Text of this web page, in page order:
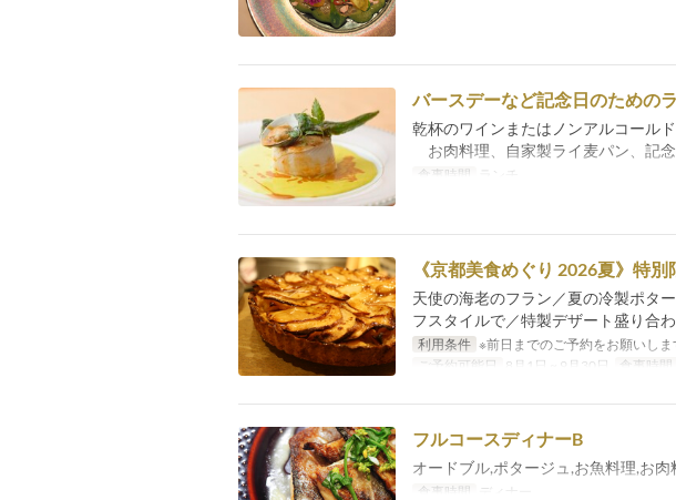
バースデーなど記念日のための
乾杯のワインまたはノンアルコール
お肉料理、自家製ライ麦パン、記
食事時間 ランチ
《京都美食めぐり 2026夏》特
天使の海老のフラン／夏の冷製ポタ
フスタイルで／特製デザート盛り合
利用条件 ※前日までのご予約をお願いしま
ご予約可能日
8月1日 ~ 9月30日 食事時間
フルコースディナーB
オードブル,ポタージュ,お魚料理,お
食事時間 ディナー